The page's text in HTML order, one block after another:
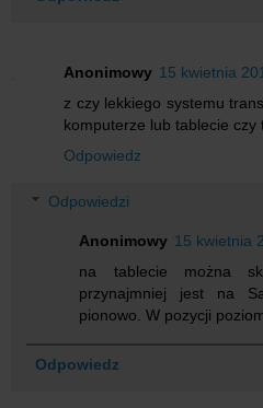
Anonimowy 15 kwietnia
z czy lekkiego systemu
komputerze lub tablecie
Odpowiedz
Odpowiedzi
Anonimowy 15 kwietnia
na tablecie można
przynajmniej jest na
pionowo. W pozycji
Odpowiedz